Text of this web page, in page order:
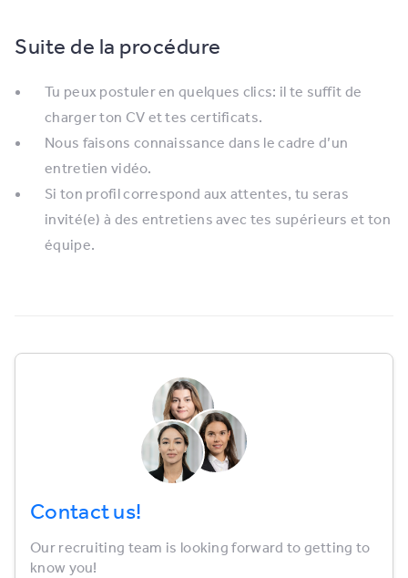
Suite de la procédure
Tu peux postuler en quelques clics: il te suffit de
charger ton CV et tes certificats.
Nous faisons connaissance dans le cadre d’un
entretien vidéo.
Si ton profil correspond aux attentes, tu seras
invité(e) à des entretiens avec tes supérieurs et ton
équipe.
Contact us!
Our recruiting team is looking forward to getting to
know you!